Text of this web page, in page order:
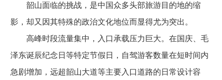
韶山面临的挑战，是中国众多头部旅游目的地的缩
影，却又因其特殊的政治文化地位而显得尤为突出。
高峰时段流量集中，入口承载压力巨大。在国庆、毛
泽东诞辰纪念日等特定节假日，自驾游客数量在短时间内
急剧增加，远超韶山大道等主要入口道路的日常设计容